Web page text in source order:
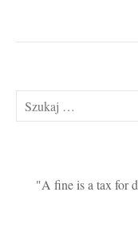
Szukaj:
A fine is a tax for